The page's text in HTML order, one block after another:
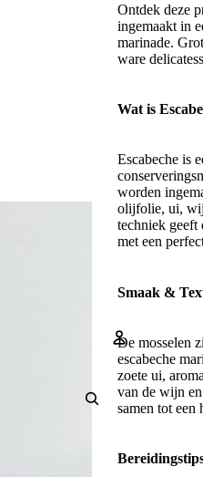
Account
Ontdek deze
ingemaakt in
marinade.
ware
Wat is
Escabeche is
worden
olijfolie, ui,
techniek geeft
met een
Smaak &
De mosselen
escabeche
zoete ui,
van de wijn
samen tot een